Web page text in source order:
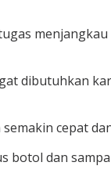
dibutuhkan
cepat
botol dan